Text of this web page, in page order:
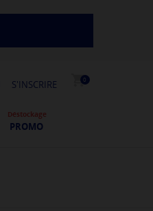
S'INSCRIRE shopping_cart
0
PROMO
Déstockage